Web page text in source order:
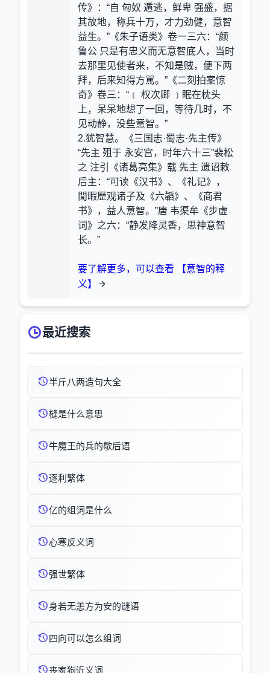
传》：“自 匈奴 遁逃，鲜卑 强盛，据
其故地，称兵十万，才力劲健，意智
益生。”《朱子语类》卷一三六：“颜
鲁公 只是有忠义而无意智底人，当时
去那里见使者来，不知是贼，便下两
拜，后来知得方駡。”《二刻拍案惊
奇》卷三：“﹝ 权次卿 ﹞眠在枕头
上，呆呆地想了一回，等待几时，不
见动静，没些意智。”
2.犹智慧。《三国志·蜀志·先主传》
“先主 殂于 永安宫，时年六十三”裴松
之 注引《诸葛亮集》载 先主 遗诏敕
后主：“可读《汉书》、《礼记》，
閒暇歷观诸子及《六韜》、《商君
书》，益人意智。”唐 韦渠牟《步虚
词》之六：“静发降灵香，思神意智
长。”
要了解更多，可以查看 【意智的释
义】
最近搜索
半斤八两造句大全
槰是什么意思
牛魔王的兵的歇后语
逐利繁体
亿的组词是什么
心寒反义词
强世繁体
身若无恙方为安的谜语
四向可以怎么组词
丧家狗近义词